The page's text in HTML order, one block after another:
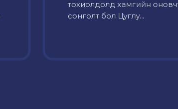
тохиолдолд хамгийн
сонголт бол Цуглу...